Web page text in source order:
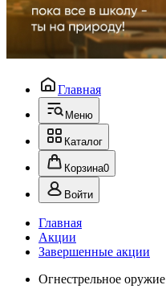
Главная
Меню
Каталог
Корзина0
Войти
Главная
Акции
Завершенные акции
Огнестрельное оружие